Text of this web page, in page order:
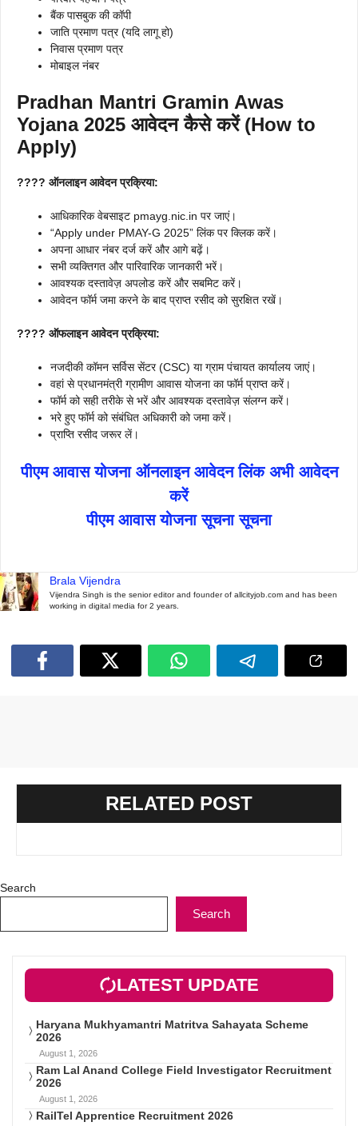
बैंक पासबुक की कॉपी
जाति प्रमाण पत्र (यदि लागू हो)
निवास प्रमाण पत्र
मोबाइल नंबर
Pradhan Mantri Gramin Awas
Yojana 2025 आवेदन कैसे करें (How to
Apply)
???? ऑनलाइन आवेदन प्रक्रिया:
आधिकारिक वेबसाइट pmayg.nic.in पर जाएं।
“Apply under PMAY-G 2025” लिंक पर क्लिक करें।
अपना आधार नंबर दर्ज करें और आगे बढ़ें।
सभी व्यक्तिगत और पारिवारिक जानकारी भरें।
आवश्यक दस्तावेज़ अपलोड करें और सबमिट करें।
आवेदन फॉर्म जमा करने के बाद प्राप्त रसीद को सुरक्षित रखें।
???? ऑफलाइन आवेदन प्रक्रिया:
नजदीकी कॉमन सर्विस सेंटर (CSC) या ग्राम पंचायत कार्यालय जाएं।
वहां से प्रधानमंत्री ग्रामीण आवास योजना का फॉर्म प्राप्त करें।
फॉर्म को सही तरीके से भरें और आवश्यक दस्तावेज़ संलग्न करें।
भरे हुए फॉर्म को संबंधित अधिकारी को जमा करें।
प्राप्ति रसीद जरूर लें।
पीएम आवास योजना ऑनलाइन आवेदन लिंक अभी आवेदन
करें
पीएम आवास योजना सूचना सूचना
Brala Vijendra
Vijendra Singh is the senior editor and founder of allcityjob.com and has been
working in digital media for 2 years.
RELATED POST
Search
Search
LATEST UPDATE
Haryana Mukhyamantri Matritva Sahayata Scheme
2026
August 1, 2026
Ram Lal Anand College Field Investigator Recruitment
2026
August 1, 2026
RailTel Apprentice Recruitment 2026